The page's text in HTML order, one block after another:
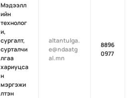
Мэдээлл
ийн
технолог
и,
сургалт,
сурталчи
лгаа
хариуцса
н
мэргэжи
лтэн
altantulga.
e@ndaatg
al.mn
8896
0977